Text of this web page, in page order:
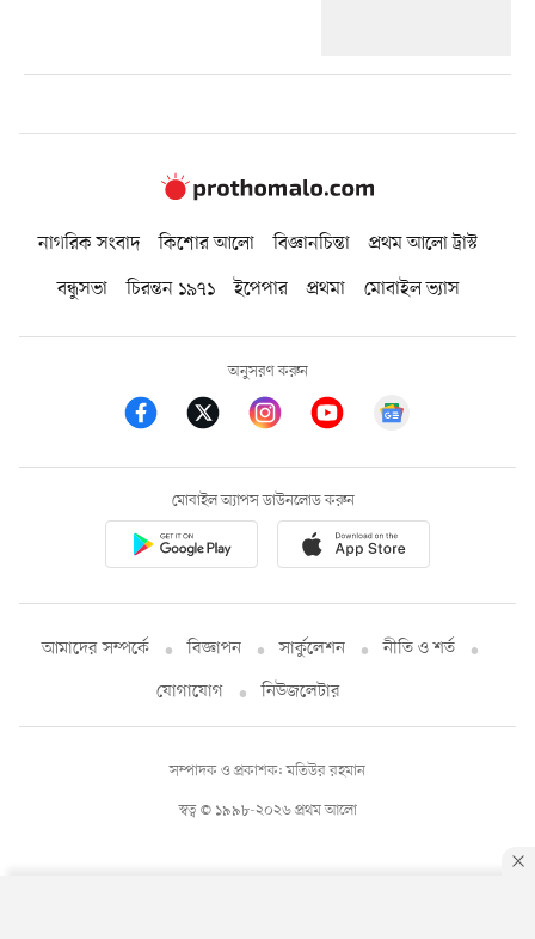
নাগরিক সংবাদ কিশোর আলো বিজ্ঞানচিন্তা
প্রথম আলো ট্রাস্ট
বন্ধুসভা
চিরন্তন ১৯৭১ ইপেপার প্রথমা মোবাইল ভ্যাস
অনুসরণ করুন
মোবাইল অ্যাপস ডাউনলোড করুন
আমাদের সম্পর্কে বিজ্ঞাপন সার্কুলেশন
নীতি ও শর্ত
যোগাযোগ
নিউজলেটার
স্বত্ব © ১৯৯৮-২০২৬ প্রথম আলো
সম্পাদক ও প্রকাশক: মতিউর রহমান